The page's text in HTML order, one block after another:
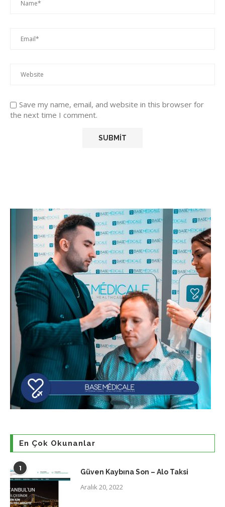
Save my name, email, and website in this browser for
the next time I comment.
En Çok Okunanlar
1 Güven Kaybına Son – Alo Taksi
Aralık 20, 2022